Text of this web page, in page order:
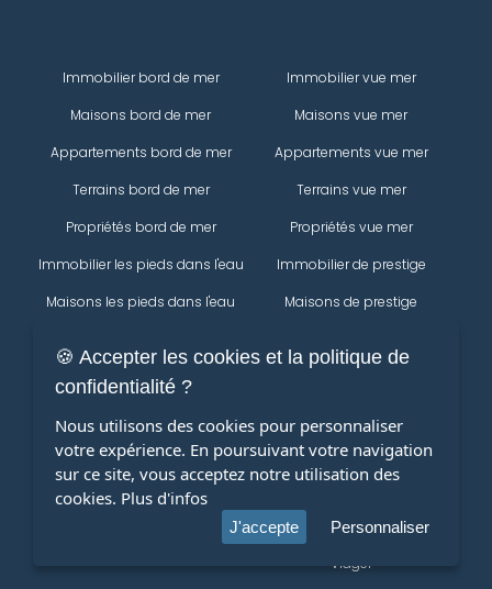
Modifier votre recherche
Immobilier bord de mer
Maisons bord de mer
Appartements bord de mer
Terrains bord de mer
Propriétés bord de mer
Immobilier vue mer
Maisons vue mer
Appartements vue mer
Terrains vue mer
Propriétés vue mer
Immobilier les pieds dans l'eau
Maisons les pieds dans l'eau
l'eau
Propriétés les pieds dans l'eau
Immobilier de prestige
Maisons de prestige
Maisons
terrains
Viager
🍪 Accepter les cookies et la politique de
confidentialité ?
Nous utilisons des cookies pour personnaliser
votre expérience. En poursuivant votre navigation
sur ce site, vous acceptez notre utilisation des
cookies. Plus d'infos
J'accepte Personnaliser